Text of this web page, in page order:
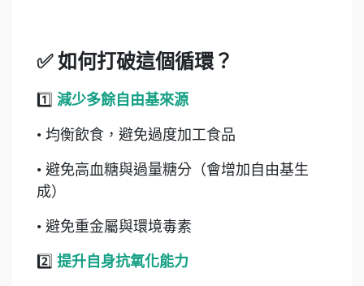
✅ 如何打破這個循環？
1️⃣ 減少多餘自由基來源
• 均衡飲食，避免過度加工食品
• 避免高血糖與過量糖分（會增加自由基生
成）
• 避免重金屬與環境毒素
2️⃣ 提升自身抗氧化能力